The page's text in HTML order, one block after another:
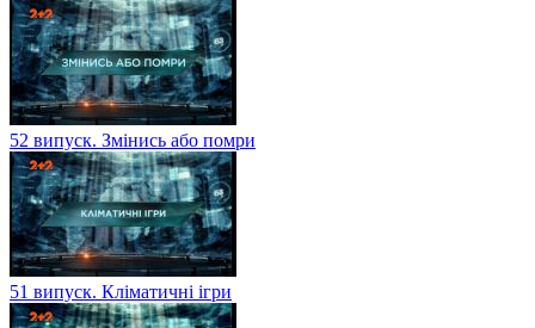
52 випуск. Змінись або помри
51 випуск. Кліматичні ігри